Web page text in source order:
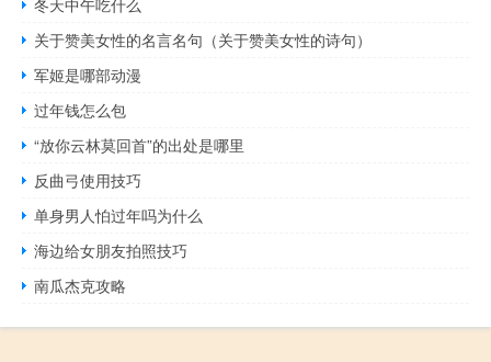
冬天中午吃什么
关于赞美女性的名言名句（关于赞美女性的诗句）
军姬是哪部动漫
过年钱怎么包
“放你云林莫回首”的出处是哪里
反曲弓使用技巧
单身男人怕过年吗为什么
海边给女朋友拍照技巧
南瓜杰克攻略